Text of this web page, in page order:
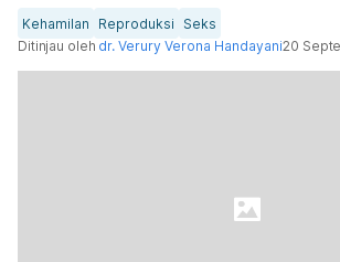
Kehamilan Reproduksi
Seks
Ditinjau oleh dr. Verury Verona Handayani20